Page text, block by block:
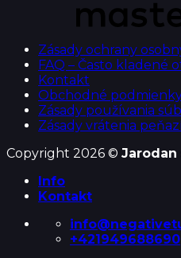
Zásady ochrany
FAQ – Často kladené
Kontakt
Obchodné
Zásady používania
Zásady vrátenia
Copyright 2026 © Jarodan
Info
Kontakt
+421949688690